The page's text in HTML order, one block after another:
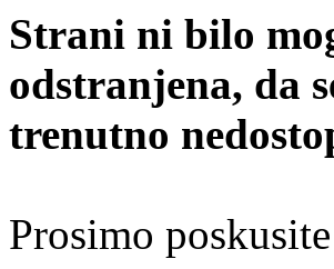
Strani ni bilo
odstranjena, da
trenutno
Prosimo